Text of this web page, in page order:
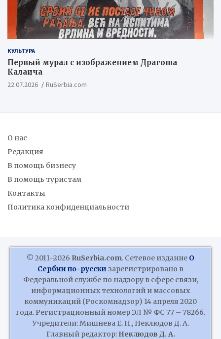
КУЛЬТУРА
Первый мурал с изображением Драгоша
Калаича
22.07.2026 RuSerbia.com
О нас
Редакция
В помощь бизнесу
В помощь туристам
Контакты
Политика конфиденциальности
© 2011–2026 RuSerbia.com. Сетевое издание О
Сербии по-русски зарегистрировано в
Федеральной службе по надзору в сфере связи,
информационных технологий и массовых
коммуникаций (Роскомнадзор) 14 апреля 2020
года. Регистрационный номер ЭЛ № ФС 77 – 78266.
Учредители: Мишнева Е. Н., Неклюдов Д. А.
Главный редактор: Неклюдов Д. А.